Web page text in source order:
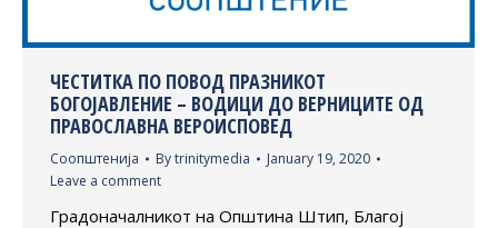
ЧЕСТИТКА ПО ПОВОД ПРАЗНИКОТ
БОГОЈАВЛЕНИЕ – ВОДИЦИ ДО ВЕРНИЦИТЕ ОД
ПРАВОСЛАВНА ВЕРОИСПОВЕД
Соопштенија Bytrinitymedia
January 19, 2020
Leave a comment
Градоначалникот на Општина Штип, Благој